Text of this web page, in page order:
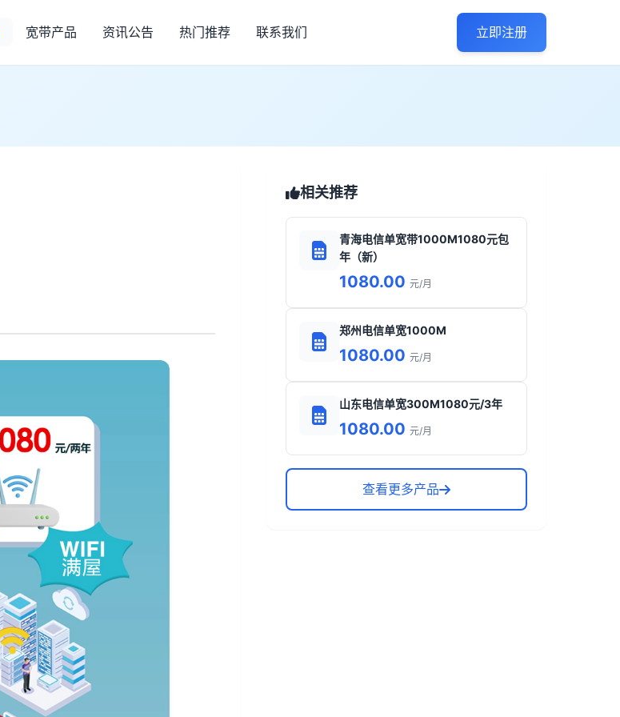
宽带产品 资讯公告 热门推荐 联系我们 立即注册
相关推荐
青海电信单宽带1000M1080元包
年（新）
1080.00 元/月
郑州电信单宽1000M
1080.00 元/月
山东电信单宽300M1080元/3年
1080.00 元/月
查看更多产品